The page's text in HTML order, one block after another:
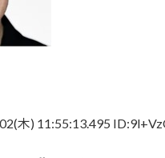
木) 11:55:13.495